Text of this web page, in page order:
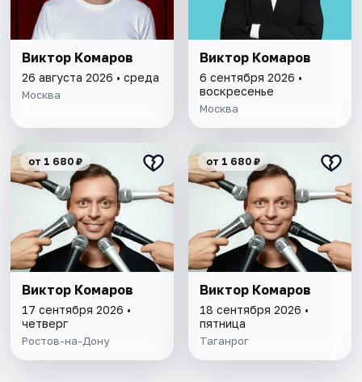
Виктор Комаров
26 августа 2026 • среда
Москва
Виктор Комаров
6 сентября 2026 •
воскресенье
Москва
от 1 680 ₽
Виктор Комаров
17 сентября 2026 •
четверг
Ростов-на-Дону
от 1 680 ₽
Виктор Комаров
18 сентября 2026 •
пятница
Таганрог